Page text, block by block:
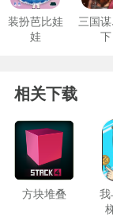
装扮芭比娃
娃
三国
下
相关下载
方块堆叠